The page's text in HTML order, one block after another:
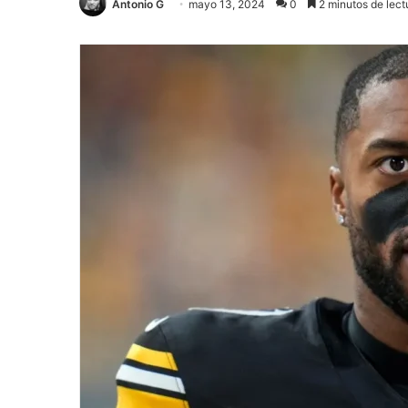
Antonio G mayo 13, 2024 0 2 minutos de